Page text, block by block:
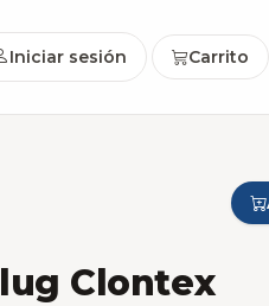
Iniciar sesión Carrito
Clontex